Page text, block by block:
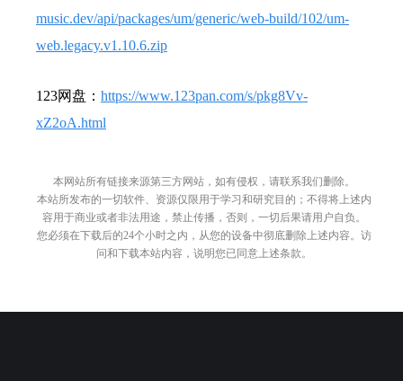
music.dev/api/packages/um/generic/web-build/102/um-
web.legacy.v1.10.6.zip
123网盘： https://www.123pan.com/s/pkg8Vv-
xZ2oA.html
本网站所有链接来源第三方网站，如有侵权，请联系我们删除。
本站所发布的一切软件、资源仅限用于学习和研究目的；不得将上述内
容用于商业或者非法用途，禁止传播，否则，一切后果请用户自负。
您必须在下载后的24个小时之内，从您的设备中彻底删除上述内容。访
问和下载本站内容，说明您已同意上述条款。